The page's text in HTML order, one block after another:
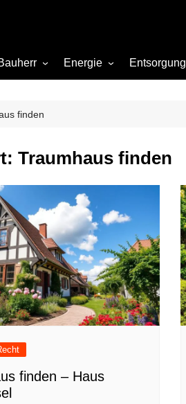
Beleuchtung
Büro
Garten
Küche
Materialien
Ökologisch bauen
Renovierung
Sanierung
Hygiene
Energie Entsorgung
finden
Traumhaus finden
finden – Haus